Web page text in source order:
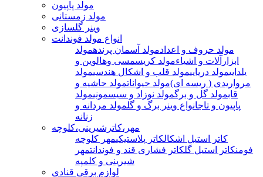
مولد پاپیون
مولد زمستانی
وینر گلسازی
انواع مولد فوندانت
مولد حروف و اعدادمولد آسمان پرندهمولد
ابزارآلات و اشیاءمولد کریسمسی وهالوین و
یلداییمولد دریاییمولد قلب و اشکال هندسیمولد
مرواریدی ( ریسه ای)مولد حیواناتمولد حاشیه و
قابمولد گل و برگمولد نوزاد و سیسمونیمولد
پاپیون و تاجانواع وینر برگ و گلمولد مردانه و
زنانه
مهر،کاترشیرینی،کلوچه
کاتر استیل اشکالکاتر پلاستیکیمهر کلوچه
فومنکاتر استیل گلکاتر فشاری قند و فوندانتمهر
شیرینی و کلمپه
لوازم برقی قنادی